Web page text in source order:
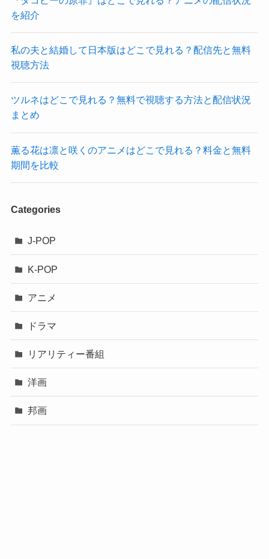
を紹介
私の夫と結婚して日本版はどこで見れる？配信先と無料
視聴方法
ツルネはどこで見れる？無料で視聴する方法と配信状況
まとめ
薫る花は凛と咲くのアニメはどこで見れる？料金と無料
期間を比較
Categories
J-POP
K-POP
アニメ
ドラマ
リアリティー番組
洋画
邦画